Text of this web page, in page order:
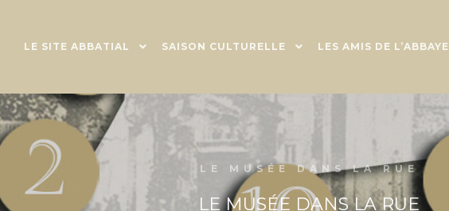
LE SITE ABBATIAL SAISON CULTURELLE LES AMIS DE L’ABBAYE
LE MUSÉE DANS LA RUE
LE MUSÉE DANS LA RUE